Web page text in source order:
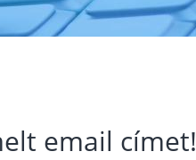
email címet!